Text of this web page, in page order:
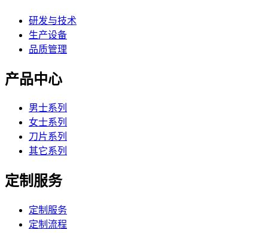
研发与技术
生产设备
品质管理
产品中心
男士系列
女士系列
刀片系列
其它系列
定制服务
定制服务
定制流程